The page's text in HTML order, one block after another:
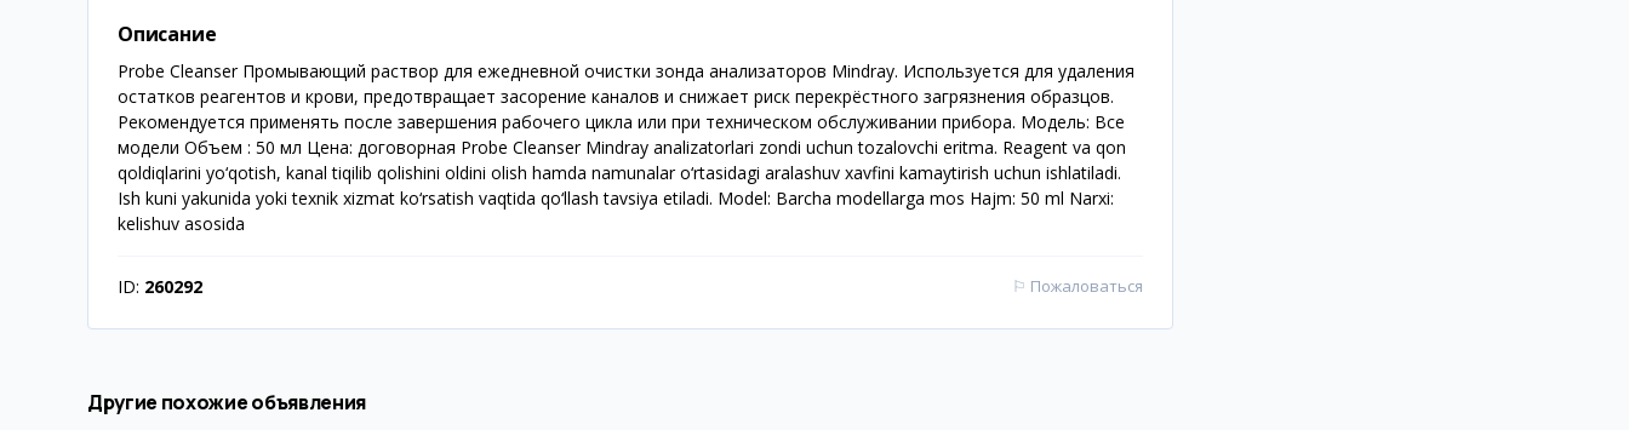
Описание
Probe Cleanser Промывающий раствор для ежедневной очистки зонда анализаторов Mindray. Используется для удаления
остатков реагентов и крови, предотвращает засорение каналов и снижает риск перекрёстного загрязнения образцов.
Рекомендуется применять после завершения рабочего цикла или при техническом обслуживании прибора. Модель: Все
модели Объем : 50 мл Цена: договорная Probe Cleanser Mindray analizatorlari zondi uchun tozalovchi eritma. Reagent va qon
qoldiqlarini yo‘qotish, kanal tiqilib qolishini oldini olish hamda namunalar o‘rtasidagi aralashuv xavfini kamaytirish uchun ishlatiladi.
Ish kuni yakunida yoki texnik xizmat ko‘rsatish vaqtida qo‘llash tavsiya etiladi. Model: Barcha modellarga mos Hajm: 50 ml Narxi:
kelishuv asosida
ID: 260292 ⚐ Пожаловаться
Другие похожие объявления